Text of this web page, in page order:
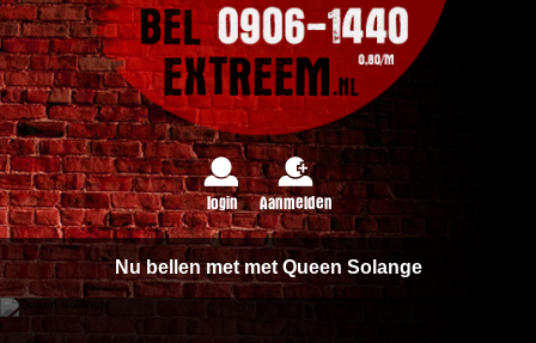
login Aanmelden
Nu bellen met met Queen Solange